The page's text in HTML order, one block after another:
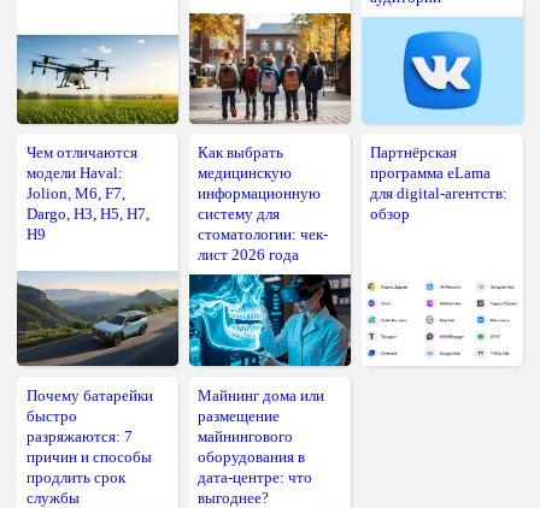
Чем отличаются
модели Haval:
Jolion, M6, F7,
Dargo, H3, H5, H7,
H9
Как выбрать
медицинскую
информационную
систему для
стоматологии: чек-
лист 2026 года
Партнёрская
программа eLama
для digital-агентств:
обзор
Почему батарейки
быстро
разряжаются: 7
причин и способы
продлить срок
службы
Майнинг дома или
размещение
майнингового
оборудования в
дата-центре: что
выгоднее?